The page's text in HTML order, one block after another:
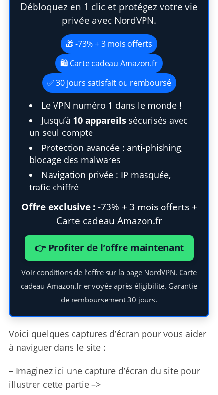
Débloquez en 1 clic et protégez votre vie
privée avec NordVPN.
🎁 -73% + 3 mois offerts
🛍️ Carte cadeau Amazon.fr
✅ 30 jours satisfait ou remboursé
Le VPN numéro 1 dans le monde !
Jusqu’à 10 appareilssécurisés avec
un seul compte
Protection avancée : anti-phishing,
blocage des malwares
Navigation privée : IP masquée,
trafic chiffré
Offre exclusive :-73% + 3 mois offerts +
Carte cadeau Amazon.fr
👉 Profiter de l’offre maintenant
Voir conditions de l’offre sur la page NordVPN. Carte
cadeau Amazon.fr envoyée après éligibilité. Garantie
de remboursement 30 jours.
Voici quelques captures d’écran pour vous aider
à naviguer dans le site :
– Imaginez ici une capture d’écran du site pour
illustrer cette partie –>